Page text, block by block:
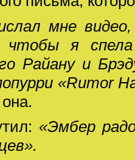
мне
чтобы я
Райану и
«Rumor
«Эмбер